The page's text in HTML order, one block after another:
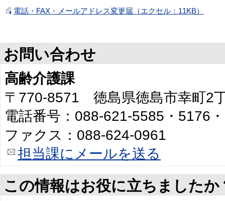
電話・FAX・メールアドレス変更届（エクセル：11KB）
お問い合わせ
高齢介護課
〒770-8571 徳島県徳島市幸町2
電話番号：088-621-5585・5176
ファクス：088-624-0961
担当課にメールを送る
この情報はお役に立ちましたか